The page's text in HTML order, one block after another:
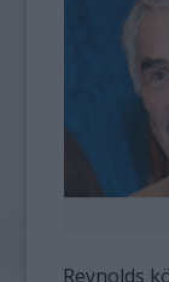
Reynolds